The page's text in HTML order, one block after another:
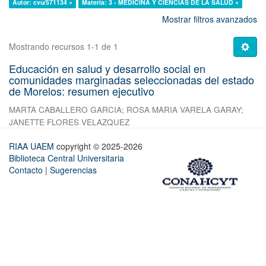
Autor: cvu/571134 ×
Materia: 3 - MEDICINA Y CIENCIAS DE LA SALUD ×
Mostrar filtros avanzados
Mostrando recursos 1-1 de 1
Educación en salud y desarrollo social en
comunidades marginadas seleccionadas del estado
de Morelos: resumen ejecutivo
MARTA CABALLERO GARCIA; ROSA MARIA VARELA GARAY;
JANETTE FLORES VELAZQUEZ
RIAA UAEM copyright © 2025-2026
Biblioteca Central Universitaria
Contacto | Sugerencias